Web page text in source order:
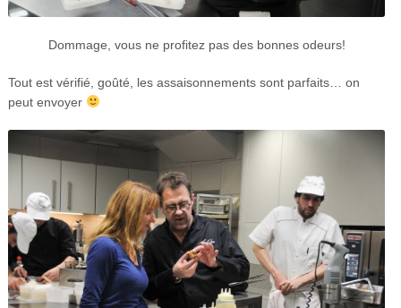
Dommage, vous ne profitez pas des bonnes odeurs!
Tout est vérifié, goûté, les assaisonnements sont parfaits… on
peut envoyer